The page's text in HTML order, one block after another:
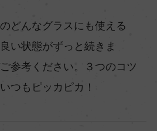
どんなグラスにも使える
い状態がずっと続きま
参考ください。３つのコツ
つもピッカピカ！